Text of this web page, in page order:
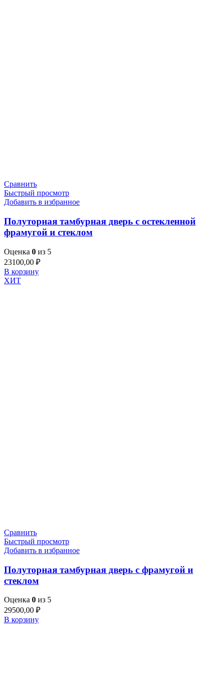
Сравнить
Быстрый просмотр
Добавить в избранное
Полуторная тамбурная дверь с остекленной
фрамугой и стеклом
Оценка 0 из 5
23100,00 ₽
В корзину
ХИТ
Сравнить
Быстрый просмотр
Добавить в избранное
Полуторная тамбурная дверь с фрамугой и
стеклом
Оценка 0 из 5
29500,00 ₽
В корзину